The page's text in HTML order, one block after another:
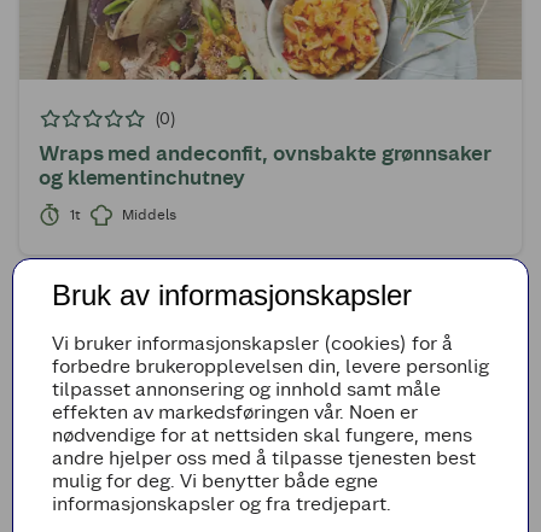
(0)
Wraps med andeconfit, ovnsbakte grønnsaker
og klementinchutney
1t Middels
Bruk av informasjonskapsler
Vi bruker informasjonskapsler (cookies) for å
forbedre brukeropplevelsen din, levere personlig
tilpasset annonsering og innhold samt måle
effekten av markedsføringen vår. Noen er
nødvendige for at nettsiden skal fungere, mens
andre hjelper oss med å tilpasse tjenesten best
mulig for deg. Vi benytter både egne
informasjonskapsler og fra tredjepart.